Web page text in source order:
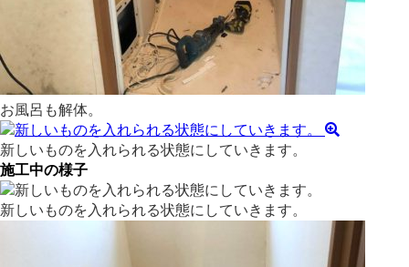
お風呂も解体。
新しいものを入れられる状態にしていきます。
施工中の様子
新しいものを入れられる状態にしていきます。